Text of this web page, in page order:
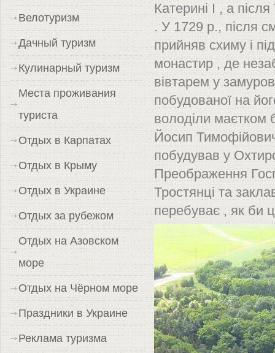
Катерині I , а
. У 1729 р., після
прийняв схиму і
монастир , де
вівтарем у
побудованої на
володіли маєтком
Йосип
побудував у
Преображення
Тростянці та
перебуває , як би
Велотуризм
Дачный туризм
Кулинарный туризм
Места проживания
туриста
Отдых в Карпатах
Отдых в Крыму
Отдых в Украине
Отдых за рубежом
Отдых на Азовском
море
Отдых на Чёрном море
Праздники в Украине
Реклама туризма